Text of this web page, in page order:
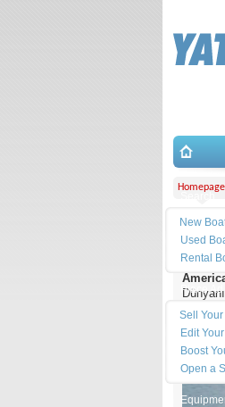
New
Used
Rental
Place Ad
Sell
Edit Your
Boost
Open a
Homepage
olacak